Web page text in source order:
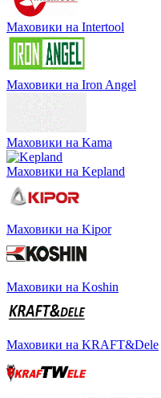
Маховики на Intertool
Маховики на Iron Angel
Маховики на Kama
Маховики на Kepland
Маховики на Kipor
Маховики на Koshin
Маховики на KRAFT&Dele